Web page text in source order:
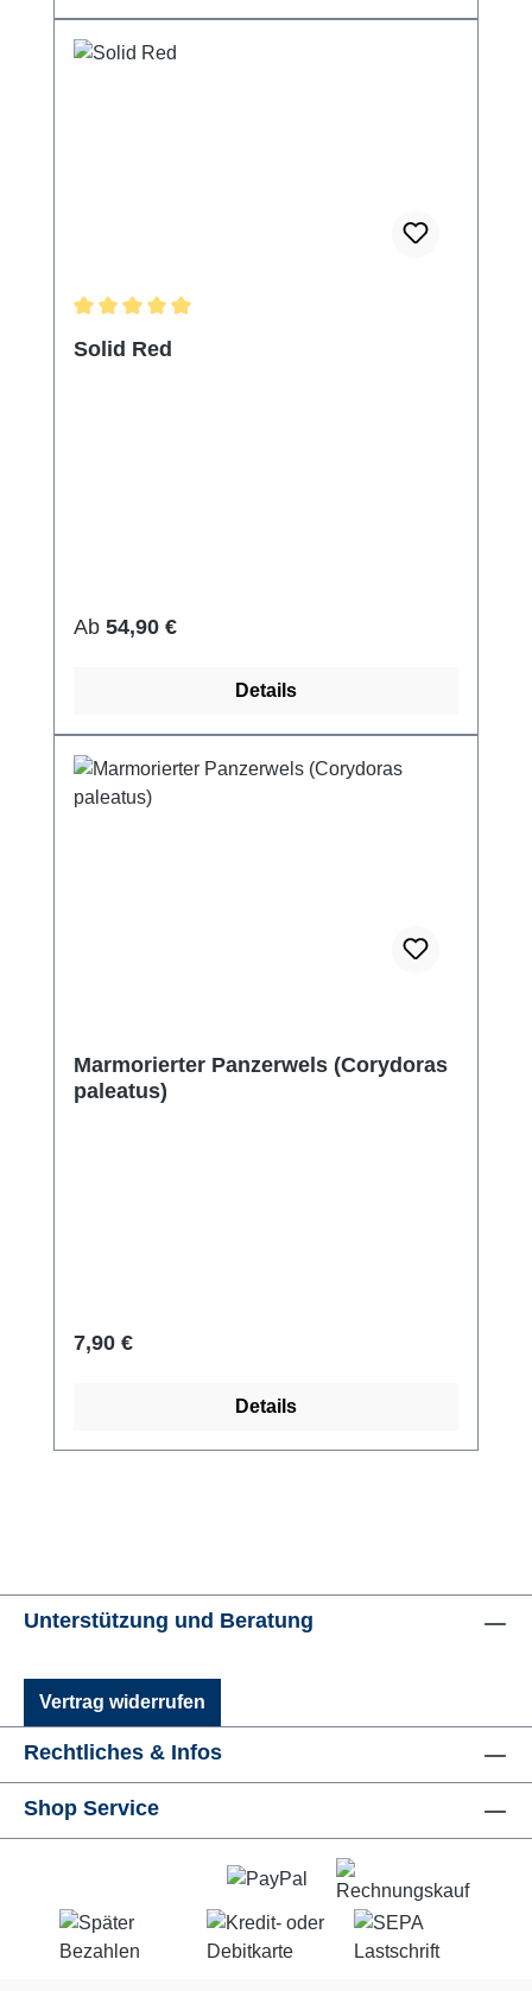
Solid Red
Regulärer Preis:
Ab 54,90 €
Details
Marmorierter Panzerwels (Corydoras
paleatus)
Regulärer Preis:
7,90 €
Details
Unterstützung und Beratung
Vertrag widerrufen
Rechtliches & Infos
Shop Service